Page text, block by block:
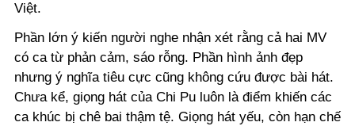
Việt.
Phần lớn ý kiến người nghe nhận xét rằng cả hai MV
có ca từ phản cảm, sáo rỗng. Phần hình ảnh đẹp
nhưng ý nghĩa tiêu cực cũng không cứu được bài hát.
Chưa kể, giọng hát của Chi Pu luôn là điểm khiến các
ca khúc bị chê bai thậm tệ. Giọng hát yếu, còn hạn chế